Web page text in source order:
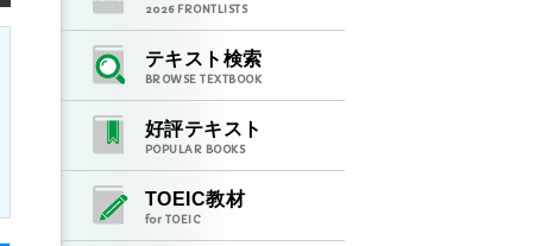
2026FRONTLISTS
テキスト検索
BROWSE TEXTBOOK
好評テキスト
POPULAR BOOKS
TOEIC教材
for TOEIC